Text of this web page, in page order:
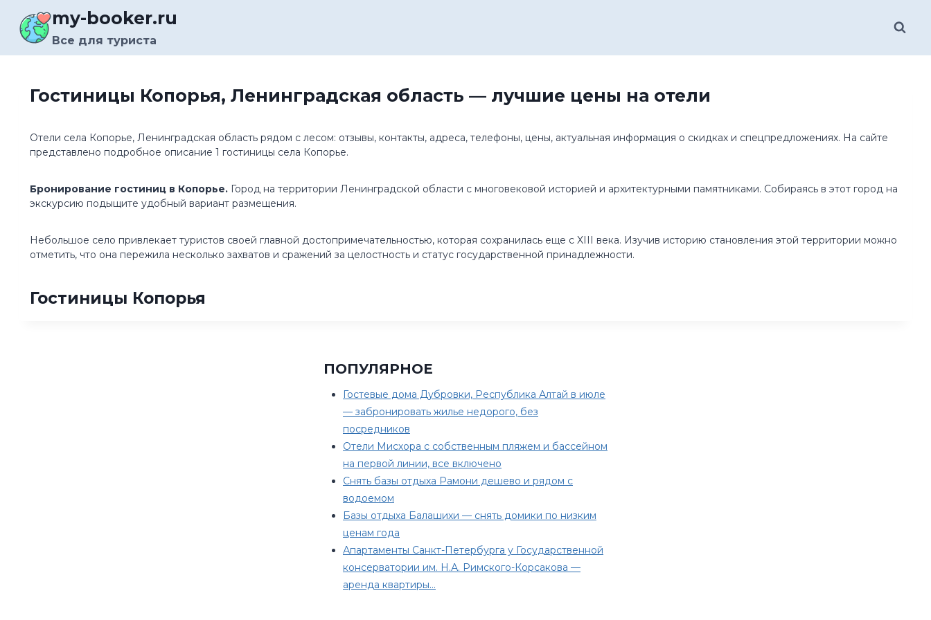
содержимому
my-booker.ru
Все для туриста
Гостиницы Копорья, Ленинградская область — лучшие цены на отели
Отели села Копорье, Ленинградская область рядом с лесом: отзывы, контакты, адреса, телефоны, цены, актуальная информация о скидках и спецпредложениях. На сайте
представлено подробное описание 1 гостиницы села Копорье.
Бронирование гостиниц в Копорье. Город на территории Ленинградской области с многовековой историей и архитектурными памятниками. Собираясь в этот город на
экскурсию подыщите удобный вариант размещения.
Небольшое село привлекает туристов своей главной достопримечательностью, которая сохранилась еще с XIII века. Изучив историю становления этой территории можно
отметить, что она пережила несколько захватов и сражений за целостность и статус государственной принадлежности.
Гостиницы Копорья
ПОПУЛЯРНОЕ
Гостевые дома Дубровки, Республика Алтай в июле
— забронировать жилье недорого, без
посредников
Отели Мисхора с собственным пляжем и бассейном
на первой линии, все включено
Снять базы отдыха Рамони дешево и рядом с
водоемом
Базы отдыха Балашихи — снять домики по низким
ценам года
Апартаменты Санкт-Петербурга у Государственной
консерватории им. Н.А. Римского-Корсакова —
аренда квартиры…